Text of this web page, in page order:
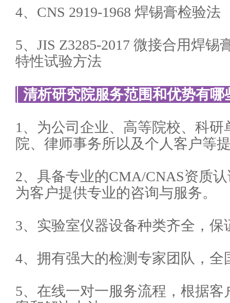
4、CNS 2919-1968 焊锡膏检验法
5、JIS Z3285-2017 微接合用焊锡
特性试验方法
清析研究院服务范围和优势有哪
1、为公司企业、高等院校、科
院、律师事务所以及个人客户等
2、具备专业的CMA/CNAS资质
为客户提供专业的咨询与服务。
3、实验室仪器设备种类齐全，
4、拥有强大的检测专家团队，
5、在线一对一服务流程，根据